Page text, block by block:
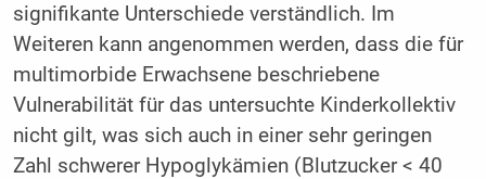
signifikante Unterschiede verständlich. Im
Weiteren kann angenommen werden, dass die für
multimorbide Erwachsene beschriebene
Vulnerabilität für das untersuchte Kinderkollektiv
nicht gilt, was sich auch in einer sehr geringen
Zahl schwerer Hypoglykämien (Blutzucker < 40